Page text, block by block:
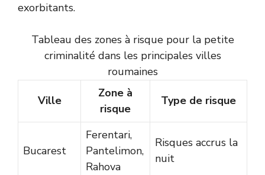
exorbitants.
Tableau des zones à risque pour la petite
criminalité dans les principales villes
roumaines
Ville
Zone à
risque
Type de risque
Bucarest
Ferentari,
Pantelimon,
Rahova
Risques accrus la
nuit